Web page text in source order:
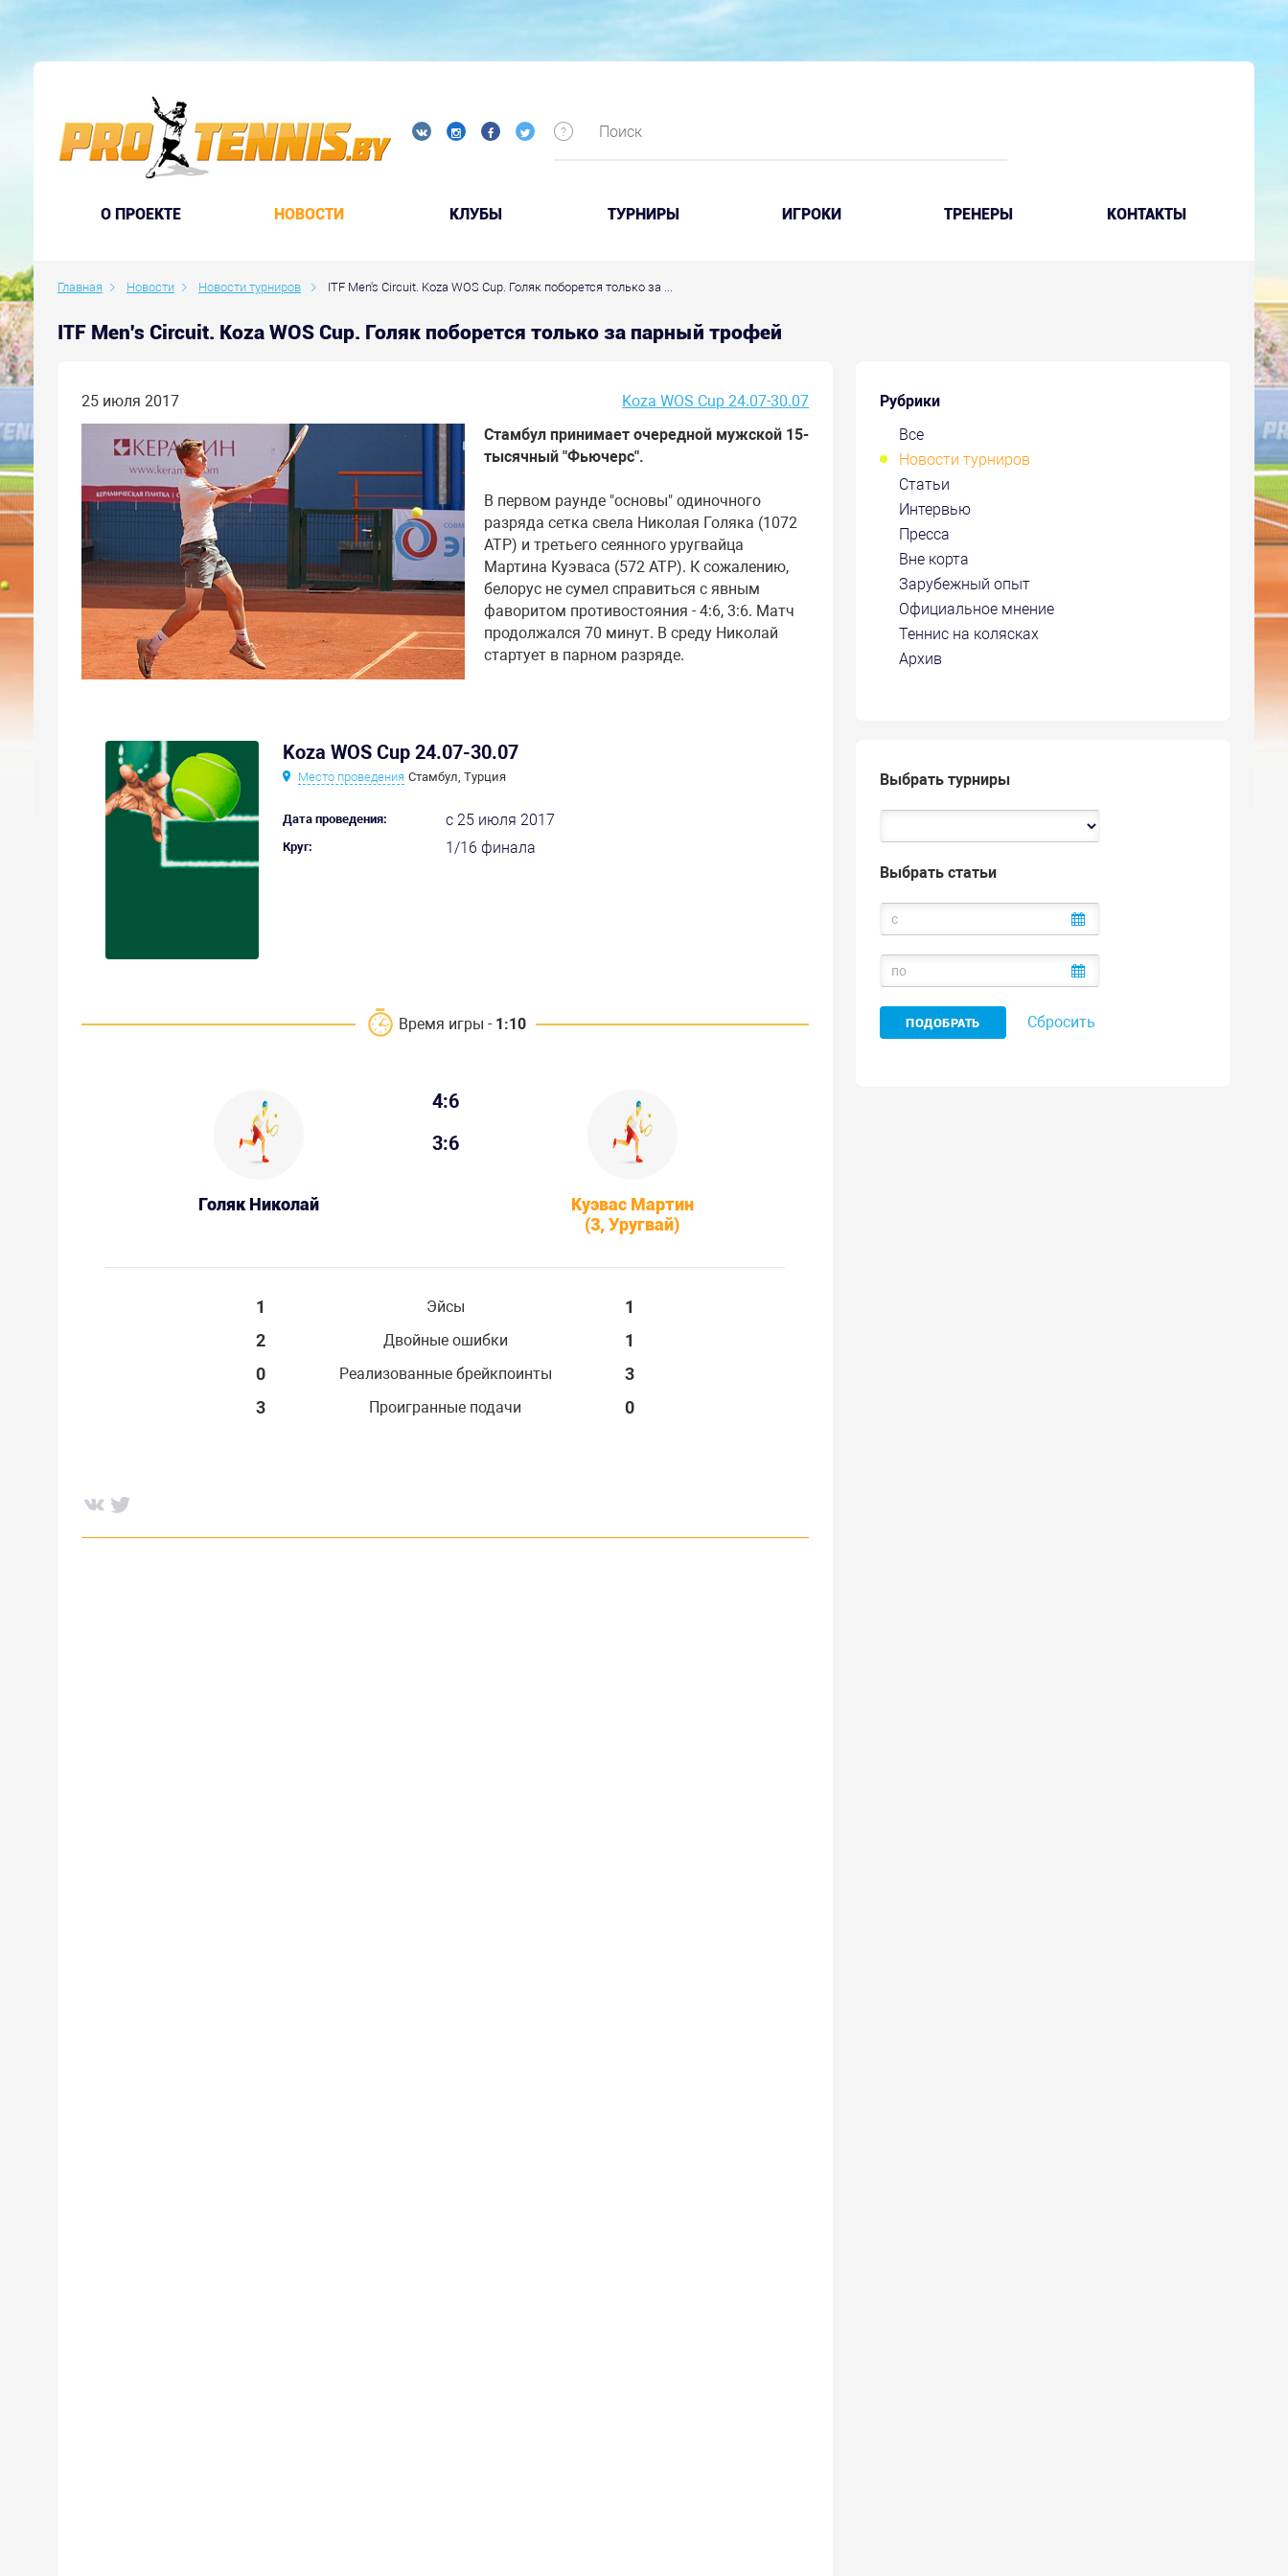
O ПРОЕКТЕ НОВОСТИ КЛУБЫ ТУРНИРЫ ИГРОКИ ТРЕНЕРЫ КОНТАКТЫ
Главная Новости Новости турниров ITF Men's Circuit. Koza WOS Cup. Голяк поборется только за ...
ITF Men's Circuit. Koza WOS Cup. Голяк поборется только за парный трофей
Рубрики
Все
Новости турниров
Статьи
Интервью
Пресса
Вне корта
Зарубежный опыт
Официальное мнение
Теннис на колясках
Архив
Выбрать турниры
Выбрать статьи
Сбросить
25 июля 2017
Koza WOS Cup 24.07-30.07
Стамбул принимает очередной мужской 15-
тысячный "Фьючерс".
В первом раунде "основы" одиночного
разряда сетка свела Николая Голяка (1072
АТР) и третьего сеянного уругвайца
Мартина Куэваса (572 АТР). К сожалению,
белорус не сумел справиться с явным
фаворитом противостояния - 4:6, 3:6. Матч
продолжался 70 минут. В среду Николай
стартует в парном разряде.
Koza WOS Cup 24.07-30.07
Место проведения Стамбул, Турция
Дата проведения: с 25 июля 2017
Круг: 1/16 финала
Время игры - 1:10
Голяк Николай
4:6
3:6
Куэвас Мартин
(3, Уругвай)
1 Эйсы
1
2
Двойные ошибки
1
0
Реализованные брейкпоинты
3
3
Проигранные подачи 0